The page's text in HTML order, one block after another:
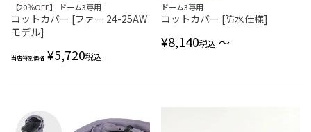
【20％OFF】 ドーム3専用
コットカバー [ファー 24-25AW
モデル]
当店特別価格 ¥5,720税込
ドーム3専用
コットカバー [防水仕様]
¥8,140税込 〜